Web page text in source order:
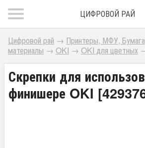
ЦИФРОВОЙ РАЙ
Цифровой рай → Принтеры, МФУ, Бумага
материалы → OKI → OKI для цветных
Скрепки для
финишере OKI